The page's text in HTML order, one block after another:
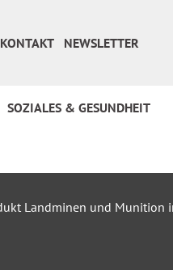
KONTAKT NEWSLETTER
SOZIALES & GESUNDHEIT